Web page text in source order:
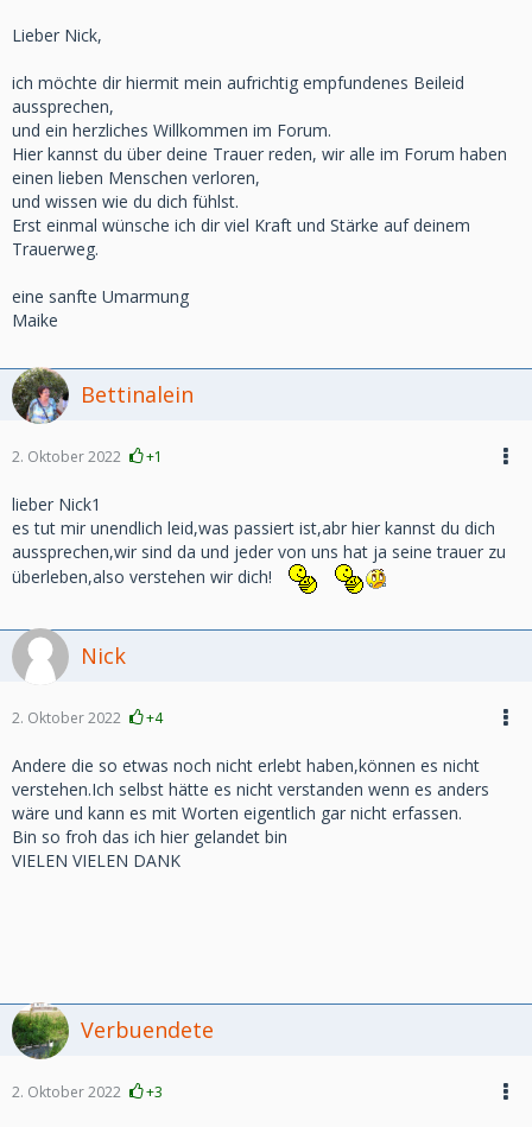
Lieber Nick,
ich möchte dir hiermit mein aufrichtig empfundenes Beileid
aussprechen,
und ein herzliches Willkommen im Forum.
Hier kannst du über deine Trauer reden, wir alle im Forum haben
einen lieben Menschen verloren,
und wissen wie du dich fühlst.
Erst einmal wünsche ich dir viel Kraft und Stärke auf deinem
Trauerweg.
eine sanfte Umarmung
Maike
Bettinalein
2. Oktober 2022 +1
lieber Nick1
es tut mir unendlich leid,was passiert ist,abr hier kannst du dich
aussprechen,wir sind da und jeder von uns hat ja seine trauer zu
überleben,also verstehen wir dich!
Nick
2. Oktober 2022 +4
Andere die so etwas noch nicht erlebt haben,können es nicht
verstehen.Ich selbst hätte es nicht verstanden wenn es anders
wäre und kann es mit Worten eigentlich gar nicht erfassen.
Bin so froh das ich hier gelandet bin
VIELEN VIELEN DANK
Verbuendete
2. Oktober 2022 +3